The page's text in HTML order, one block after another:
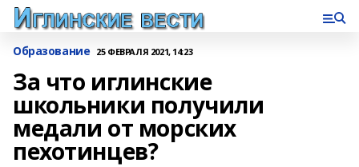
Образование 25 ФЕВРАЛЯ 2021, 14:23
За что иглинские
школьники получили
медали от морских
пехотинцев?